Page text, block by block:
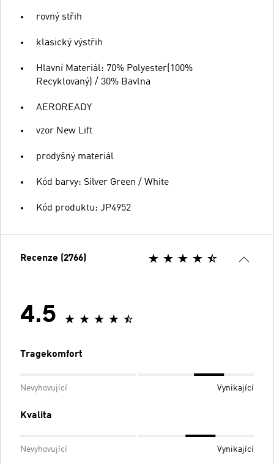
rovný střih
klasický výstřih
Hlavní Materiál: 70% Polyester(100%
Recyklovaný) / 30% Bavlna
AEROREADY
vzor New Lift
prodyšný materiál
Kód barvy: Silver Green / White
Kód produktu: JP4952
Recenze (2766)
4.5
Tragekomfort
Nevyhovující Vynikající
Kvalita
Nevyhovující Vynikající